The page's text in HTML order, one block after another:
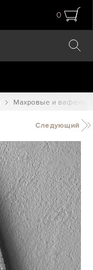
0
Махровые и
Следующий